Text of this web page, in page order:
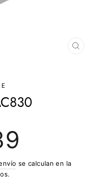
se calculan en la